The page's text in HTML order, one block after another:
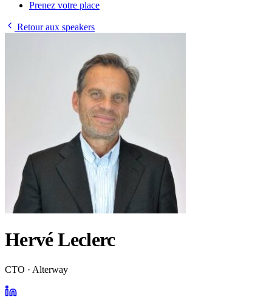
Prenez votre place
Retour aux speakers
Hervé Leclerc
CTO · Alterway